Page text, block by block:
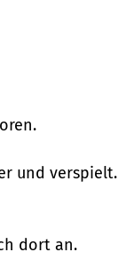
und verspielt.
dort an.